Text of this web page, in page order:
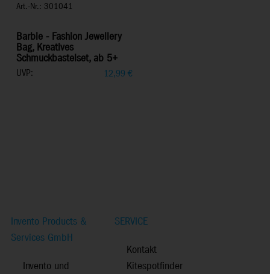
Art.-Nr.: 301041
Barbie - Fashion Jewellery
Bag, Kreatives
Schmuckbastelset, ab 5+
UVP: 12,99 €
Invento Products &
Services GmbH
Invento und
SERVICE
Kontakt
Kitespotfinder